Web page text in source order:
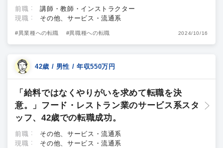
前職
講師・教師・インストラクター
現職
その他、サービス・流通系
#異業種への転職 #異職種への転職 2024/10/16
42歳 / 男性 / 年収550万円
「給料ではなくやりがいを求めて転職を決
意。」フード・レストラン業のサービス系スタ
ッフ、42歳での転職成功。
前職
その他、サービス・流通系
現職
その他、サービス・流通系